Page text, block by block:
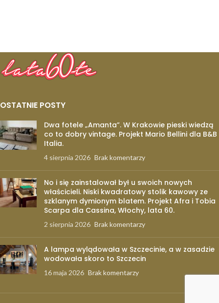
OSTATNIE POSTY
Dwa fotele „Amanta”. W Krakowie pieski wiedzą
co to dobry vintage. Projekt Mario Bellini dla B&B
Italia.
4 sierpnia 2026 Brak komentarzy
No i się zainstalował był u swoich nowych
właścicieli. Niski kwadratowy stolik kawowy ze
szklanym dymionym blatem. Projekt Afra i Tobia
Scarpa dla Cassina, Włochy, lata 60.
2 sierpnia 2026 Brak komentarzy
A lampa wylądowała w Szczecinie, a w zasadzie
wodowała skoro to Szczecin
16 maja 2026 Brak komentarzy